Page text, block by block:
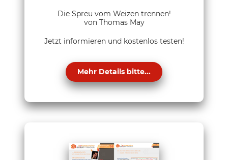
Die Spreu vom Weizen trennen!
von Thomas May
Jetzt informieren und kostenlos testen!
Mehr Details bitte...